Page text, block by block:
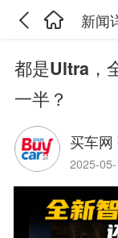
新闻
都是Ultra，
一半？
买车网
2025-05-